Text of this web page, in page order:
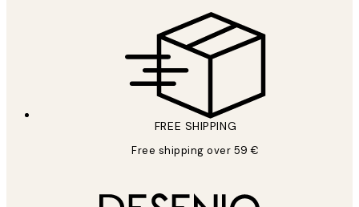
FREE SHIPPING
Free shipping over 59 €